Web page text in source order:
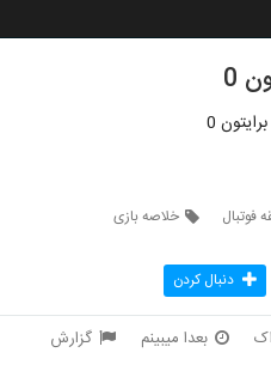
فوتبال خلاصه بازی
دنبال کردن
بعدا میبینم گزارش